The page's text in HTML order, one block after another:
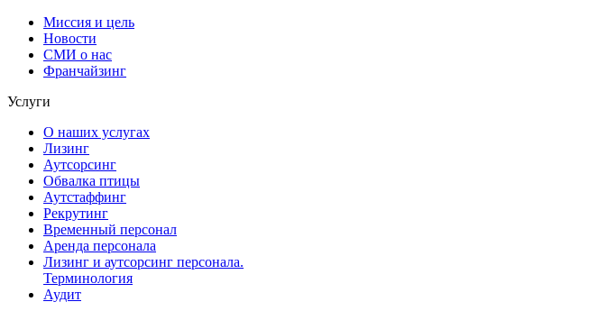
Миссия и цель
Новости
СМИ о нас
Франчайзинг
Услуги
О наших услугах
Лизинг
Аутсорсинг
Обвалка птицы
Аутстаффинг
Рекрутинг
Временный персонал
Аренда персонала
Лизинг и аутсорсинг персонала.
Терминология
Аудит